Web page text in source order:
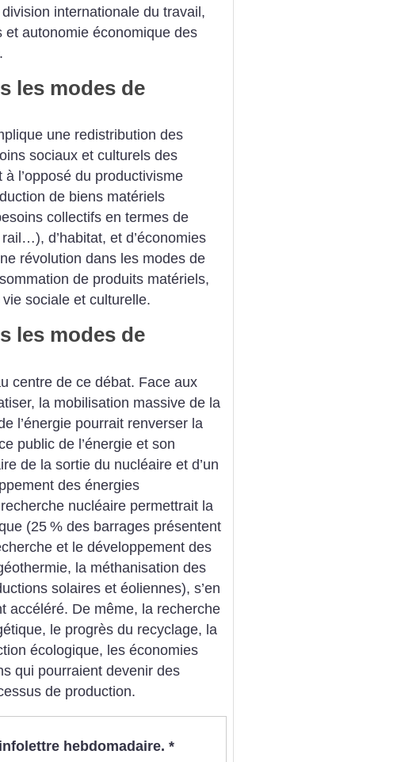
internationale du travail,
autonomie économique des
les modes de
une redistribution des
sociaux et culturels des
l’opposé du productivisme
de biens matériels
collectifs en termes de
d’habitat, et d’économies
révolution dans les modes de
de produits matériels,
sociale et culturelle.
les modes de
centre de ce débat. Face aux
la mobilisation massive de la
l’énergie pourrait renverser la
public de l’énergie et son
de la sortie du nucléaire et d’un
des énergies
nucléaire permettrait la
(25 % des barrages présentent
et le développement des
la méthanisation des
solaires et éoliennes), s’en
accéléré. De même, la recherche
le progrès du recyclage, la
écologique, les économies
qui pourraient devenir des
de production.
hebdomadaire. *